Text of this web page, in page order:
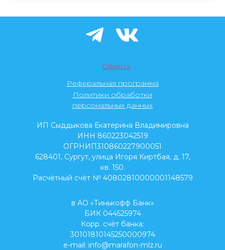
Политики обработки
персональных данных
Реферальная программа
ИП Сыддыкова Екатерина Владимировна
ИНН 860223042519
ОГРНИП310860227900051
628401, Сургут, улица Игоря Киртбая, д. 17,
кв. 150.
Расчётный счёт № 40802810000001148579
в АО «Тинькофф Банк»
БИК 044525974
Корр. счёт банка:
30101810145250000974
e-mail: info@marafon-mlz.ru
Оферта